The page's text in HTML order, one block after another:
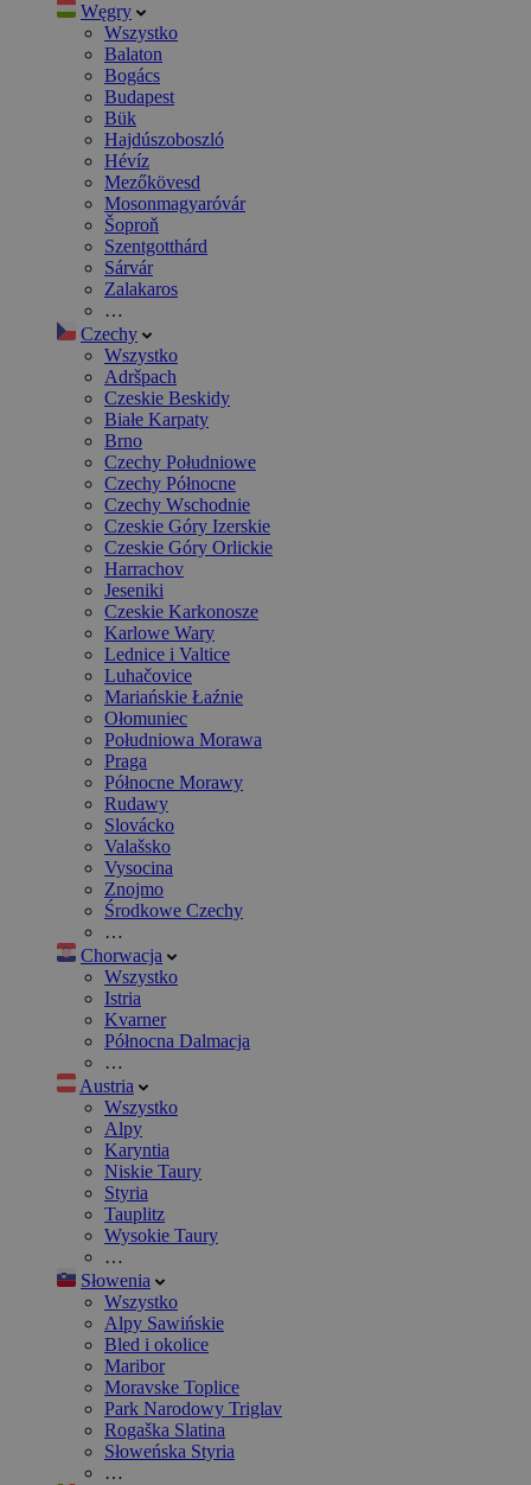
Węgry
Wszystko
Balaton
Bogács
Budapest
Bük
Hajdúszoboszló
Hévíz
Mezőkövesd
Mosonmagyaróvár
Šoproň
Szentgotthárd
Sárvár
Zalakaros
…
Czechy
Wszystko
Adršpach
Czeskie Beskidy
Białe Karpaty
Brno
Czechy Południowe
Czechy Północne
Czechy Wschodnie
Czeskie Góry Izerskie
Czeskie Góry Orlickie
Harrachov
Jeseniki
Czeskie Karkonosze
Karlowe Wary
Lednice i Valtice
Luhačovice
Mariańskie Łaźnie
Ołomuniec
Południowa Morawa
Praga
Północne Morawy
Rudawy
Slovácko
Valašsko
Vysocina
Znojmo
Środkowe Czechy
…
Chorwacja
Wszystko
Istria
Kvarner
Północna Dalmacja
…
Austria
Wszystko
Alpy
Karyntia
Niskie Taury
Styria
Tauplitz
Wysokie Taury
…
Słowenia
Wszystko
Alpy Sawińskie
Bled i okolice
Maribor
Moravske Toplice
Park Narodowy Triglav
Rogaška Slatina
Słoweńska Styria
…